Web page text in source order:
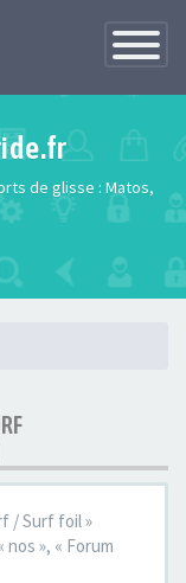
Toggle
de glisse : Matos,
/ Surf foil »
nos », « Forum